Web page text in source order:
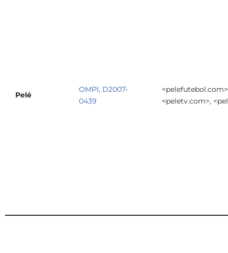
Pelé
OMPI, D2007-
0439
<peletv.com>,